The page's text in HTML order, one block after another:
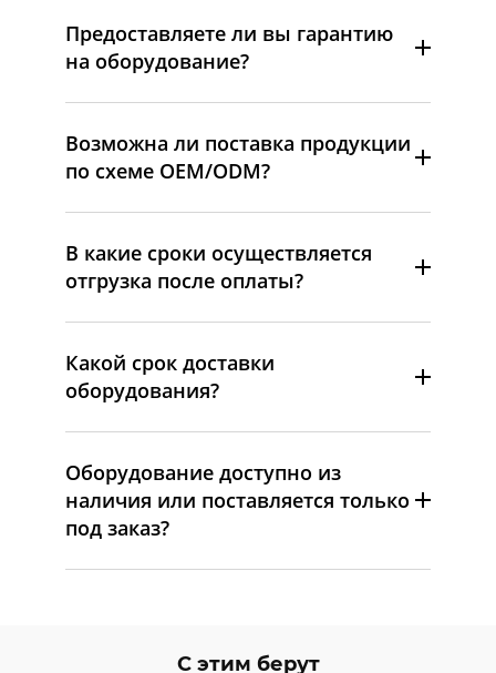
Предоставляете ли вы гарантию
на оборудование?
Возможна ли поставка продукции
по схеме OEM/ODM?
В какие сроки осуществляется
отгрузка после оплаты?
Какой срок доставки
оборудования?
Оборудование доступно из
наличия или поставляется только
под заказ?
С этим берут